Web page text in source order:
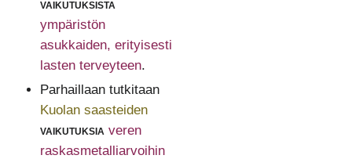
vaikutuksista
ympäristön
asukkaiden, erityisesti
lasten terveyteen.
Parhaillaan tutkitaan
Kuolan saasteiden
vaikutuksia veren
raskasmetalliarvoihin